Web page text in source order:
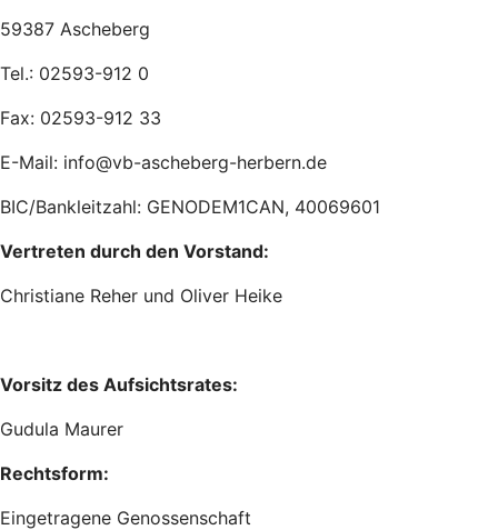
59387 Ascheberg
Tel.: 02593-912 0
Fax: 02593-912 33
E-Mail: info@vb-ascheberg-herbern.de
BIC/Bankleitzahl: GENODEM1CAN, 40069601
Vertreten durch den Vorstand:
Christiane Reher und Oliver Heike
Vorsitz des Aufsichtsrates:
Gudula Maurer
Rechtsform:
Eingetragene Genossenschaft